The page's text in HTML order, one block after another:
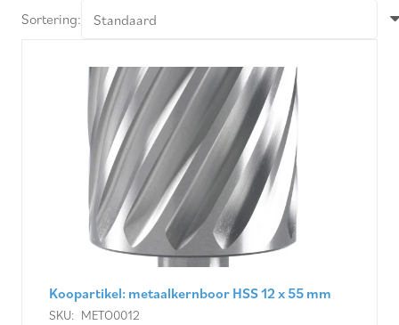
Sortering:
Koopartikel: metaalkernboor HSS 12 x 55 mm
SKU: METO0012